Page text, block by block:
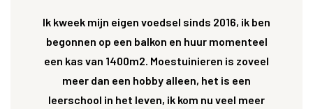
Ik kweek mijn eigen voedsel sinds 2016, ik ben
begonnen op een balkon en huur momenteel
een kas van 1400m2. Moestuinieren is zoveel
meer dan een hobby alleen, het is een
leerschool in het leven, ik kom nu veel meer